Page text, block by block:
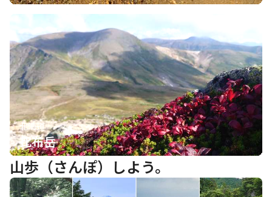
北海道
比布岳
山歩（さんぽ）しよう。